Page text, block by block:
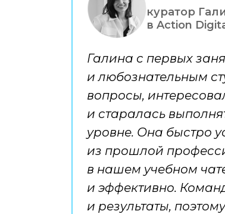
куратор
в Action
Галина с первых
и любознательным
вопросы,
и старалась
уровне. Она быстро
из прошлой
в нашем учебном
и эффективно.
и результаты,